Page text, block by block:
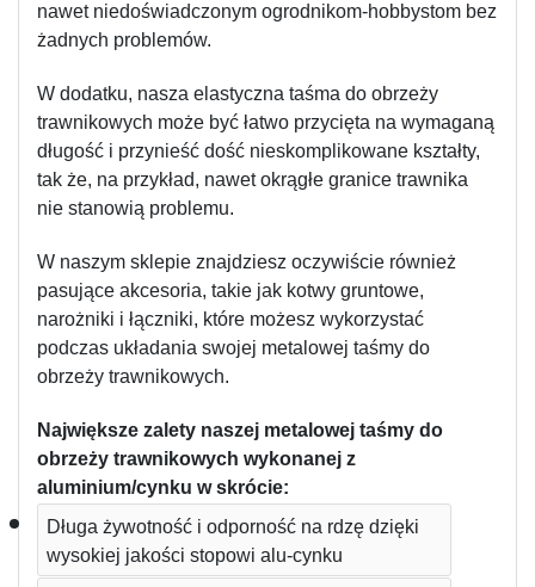
nawet niedoświadczonym ogrodnikom-hobbystom bez
żadnych problemów.
W dodatku, nasza elastyczna taśma do obrzeży
trawnikowych może być łatwo przycięta na wymaganą
długość i przynieść dość nieskomplikowane kształty,
tak że, na przykład, nawet okrągłe granice trawnika
nie stanowią problemu.
W naszym sklepie znajdziesz oczywiście również
pasujące akcesoria, takie jak kotwy gruntowe,
narożniki i łączniki, które możesz wykorzystać
podczas układania swojej metalowej taśmy do
obrzeży trawnikowych.
Największe zalety naszej metalowej taśmy do
obrzeży trawnikowych wykonanej z
aluminium/cynku w skrócie:
Długa żywotność i odporność na rdzę dzięki
wysokiej jakości stopowi alu-cynku